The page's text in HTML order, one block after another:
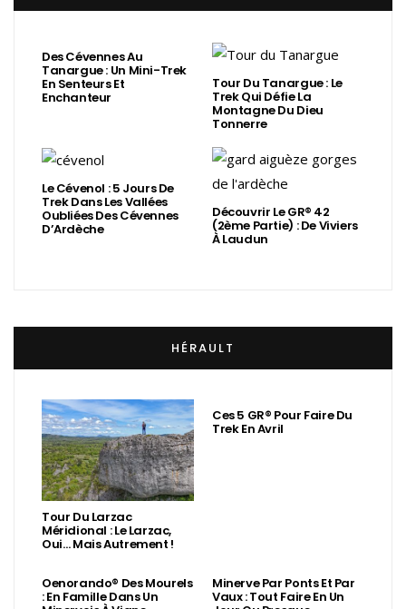
Des Cévennes Au
Tanargue : Un Mini-Trek
En Senteurs Et
Enchanteur
Tour Du Tanargue : Le
Trek Qui Défie La
Montagne Du Dieu
Tonnerre
Le Cévenol : 5 Jours De
Trek Dans Les Vallées
Oubliées Des Cévennes
D’Ardèche
Découvrir Le GR® 42
(2ème Partie) : De Viviers
À Laudun
HÉRAULT
Tour Du Larzac
Méridional : Le Larzac,
Oui… Mais Autrement !
Ces 5 GR® Pour Faire Du
Trek En Avril
Oenorando® Des Mourels
: En Famille Dans Un
Minerve Par Ponts Et Par
Vaux : Tout Faire En Un